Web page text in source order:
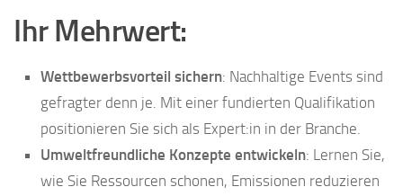
Ihr Mehrwert:
Wettbewerbsvorteil sichern: Nachhaltige Events sind
gefragter denn je. Mit einer fundierten Qualifikation
positionieren Sie sich als Expert:in in der Branche.
Umweltfreundliche Konzepte entwickeln: Lernen Sie,
wie Sie Ressourcen schonen, Emissionen reduzieren